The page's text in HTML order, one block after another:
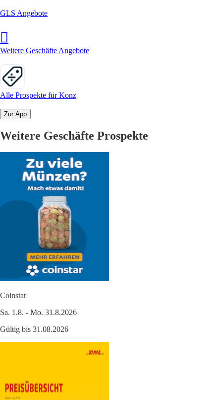
GLS Angebote
Weitere Geschäfte Angebote
Alle Prospekte für Konz
Zur App
Weitere Geschäfte Prospekte
Coinstar
Sa. 1.8. - Mo. 31.8.2026
Gültig bis 31.08.2026